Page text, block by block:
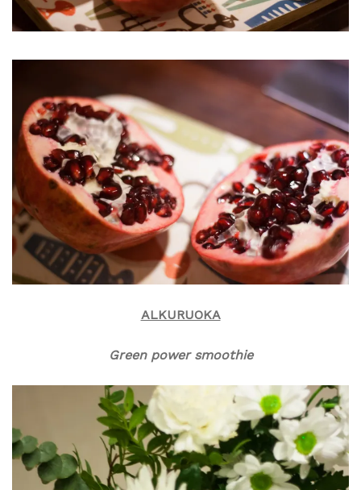
ALKURUOKA
Green power smoothie